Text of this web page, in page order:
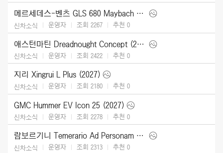
메르세데스-벤츠 GLS 680 Maybach (2027)
신차소식 운영자 조회 2267 추천 0
애스턴마틴 Dreadnought Concept (2026)
신차소식 운영자 조회 2422 추천 0
지리 Xingrui L Plus (2027)
신차소식 운영자 조회 2180 추천 0
GMC Hummer EV Icon 25 (2027)
신차소식 운영자 조회 2278 추천 0
람보르기니 Temerario Ad Personam (2026)
신차소식 운영자 조회 2313 추천 0